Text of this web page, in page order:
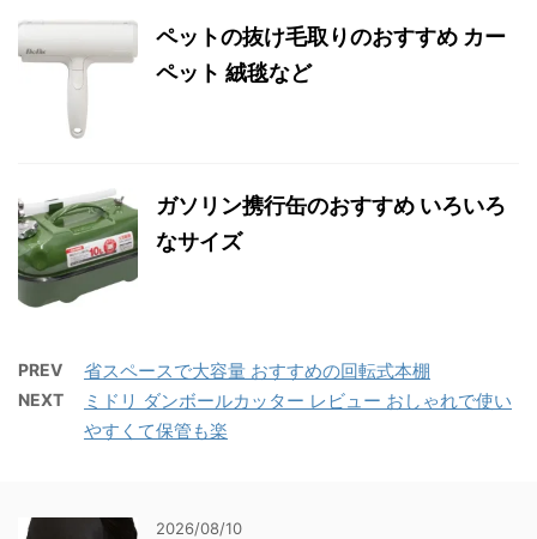
ペットの抜け毛取りのおすすめ カー
ペット 絨毯など
ガソリン携行缶のおすすめ いろいろ
なサイズ
PREV 省スペースで大容量 おすすめの回転式本棚
NEXT
ミドリ ダンボールカッター レビュー おしゃれで使い
やすくて保管も楽
2026/08/10